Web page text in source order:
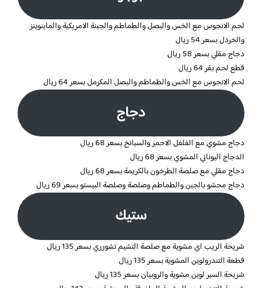
لحم الانجوس مع الخس والبصل والطماطم والجبنة الامريكية والماينوينز
والخردل بسعر 54 ريال
دجاج مقلي بسعر 58 ريال
قطع لحم بقر 64 ريال
لحم الانجوس مع الخس والطماطم والبصل المكرمل بسعر 64 ريال
دجاج
دجاج مشوي مع الفلفل الاحمر والسبانخ بسعر 68 ريال
الدجاج اليوناني المشوي بسعر 68 ريال
دجاج مقلي مع صلصة الطرخون بالكريمة بسعر 68 ريال
دجاج محشو بالجبن والطماطم وصلصة وصلصة البيستو بسعر 69 ريال
ستيك
شريحة الريب اي مشوية مع صلصة التشيم تشورري بسعر 135 ريال
قطعة التندرولوين المشوية بسعر 135 ريال
شريحة السير لوين مشوية والروبيان بسعر 135 ريال